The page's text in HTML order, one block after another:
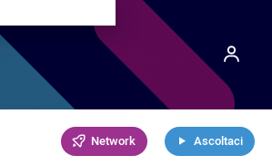
Network Ascoltaci